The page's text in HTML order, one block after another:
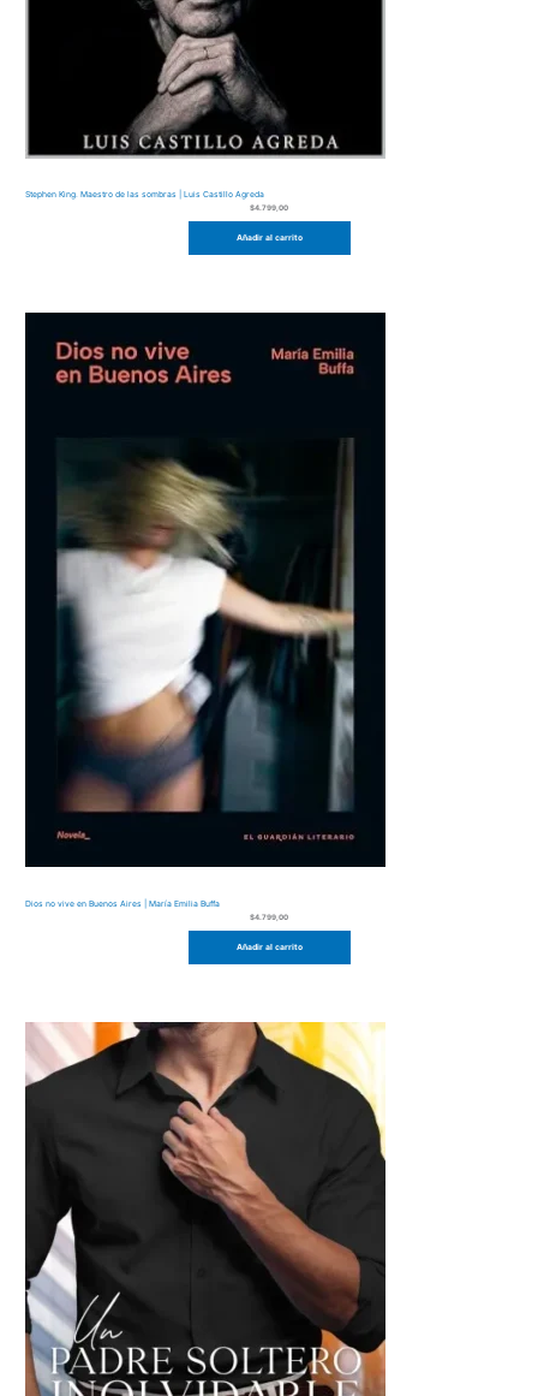
Stephen King. Maestro de las sombras | Luis Castillo Agreda
$4.799,00
Añadir al carrito
Dios no vive en Buenos Aires | María Emilia Buffa
$4.799,00
Añadir al carrito